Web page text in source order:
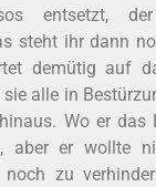
entsetzt,
steht ihr dann
demütig auf
sie alle in
Wo er das
aber er wollte
zu